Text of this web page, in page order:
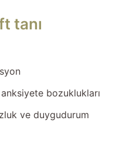
tanı
anksiyete bozuklukları
ve duygudurum